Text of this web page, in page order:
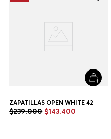
000 400
Blanco
Hombre